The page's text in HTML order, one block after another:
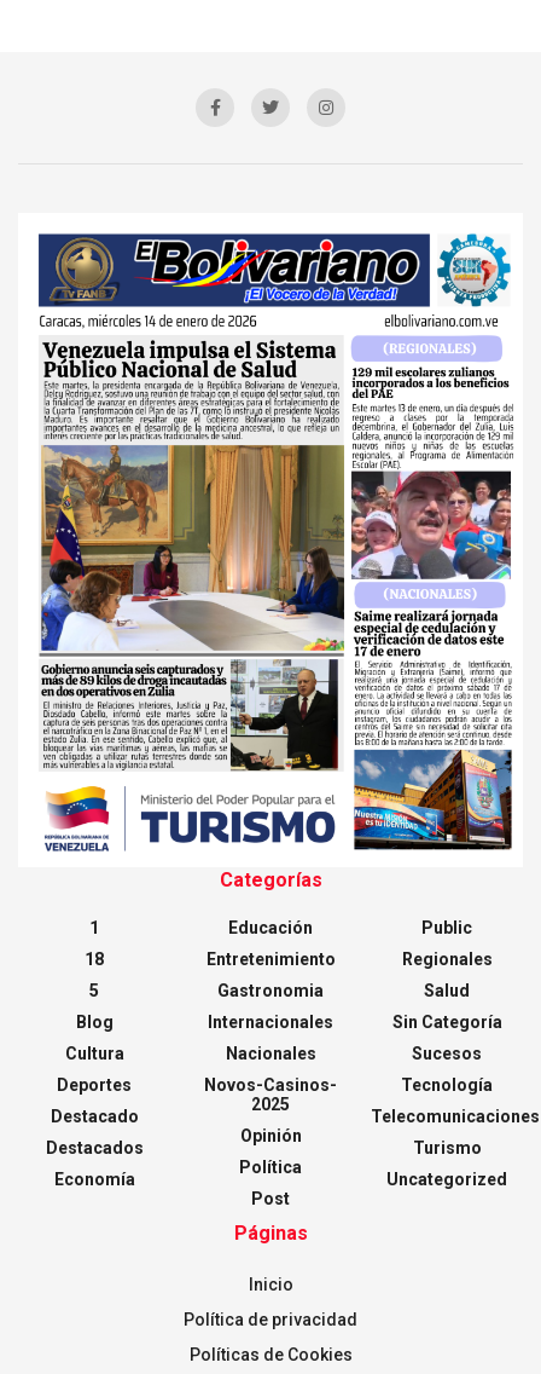
Categorías
1
18
5
Blog
Cultura
Deportes
Destacado
Destacados
Economía
Educación
Entretenimiento
Gastronomia
Internacionales
Nacionales
Novos-Casinos-
2025
Opinión
Política
Post
Public
Regionales
Salud
Sin Categoría
Sucesos
Tecnología
Telecomunicaciones
Turismo
Uncategorized
Páginas
Inicio
Política de privacidad
Políticas de Cookies